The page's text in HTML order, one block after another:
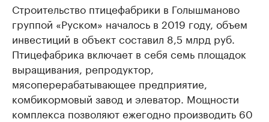
Строительство птицефабрики в Голышманово
группой «Руском» началось в 2019 году, объем
инвестиций в объект составил 8,5 млрд руб.
Птицефабрика включает в себя семь площадок
выращивания, репродуктор,
мясоперерабатывающее предприятие,
комбикормовый завод и элеватор. Мощности
комплекса позволяют ежегодно производить 60